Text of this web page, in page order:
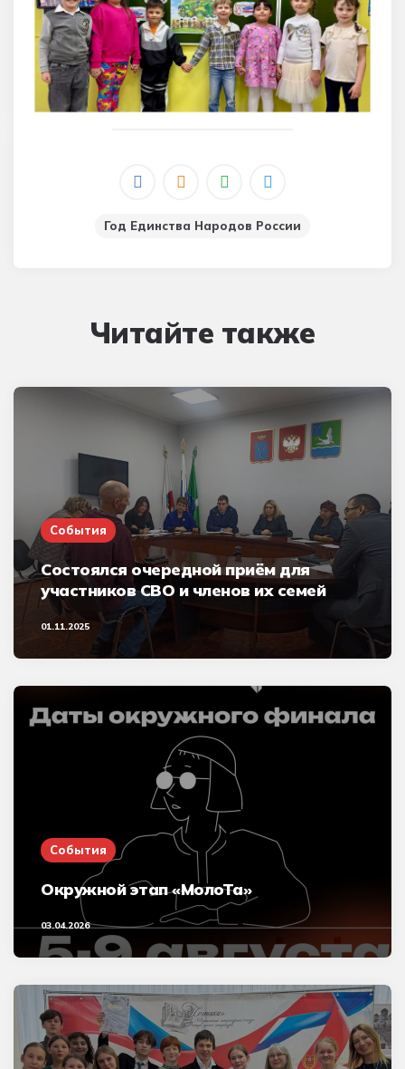
Год Единства Народов России
Читайте также
События
Состоялся очередной приём для
участников СВО и членов их семей
01.11.2025
События
Окружной этап «МолоТа»
03.04.2026